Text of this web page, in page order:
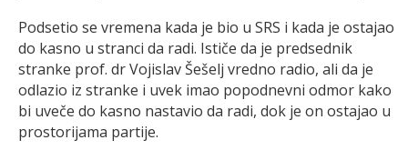
Podsetio se vremena kada je bio u SRS i kada je ostajao
do kasno u stranci da radi. Ističe da je predsednik
stranke prof. dr Vojislav Šešelj vredno radio, ali da je
odlazio iz stranke i uvek imao popodnevni odmor kako
bi uveče do kasno nastavio da radi, dok je on ostajao u
prostorijama partije.